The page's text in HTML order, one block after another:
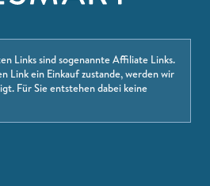
Links sind sogenannte Affiliate Links.
Link ein Einkauf zustande, werden wir
Für Sie entstehen dabei keine